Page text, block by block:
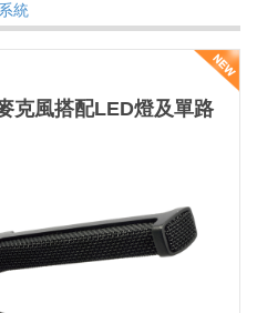
統
克風搭配LED燈及單路